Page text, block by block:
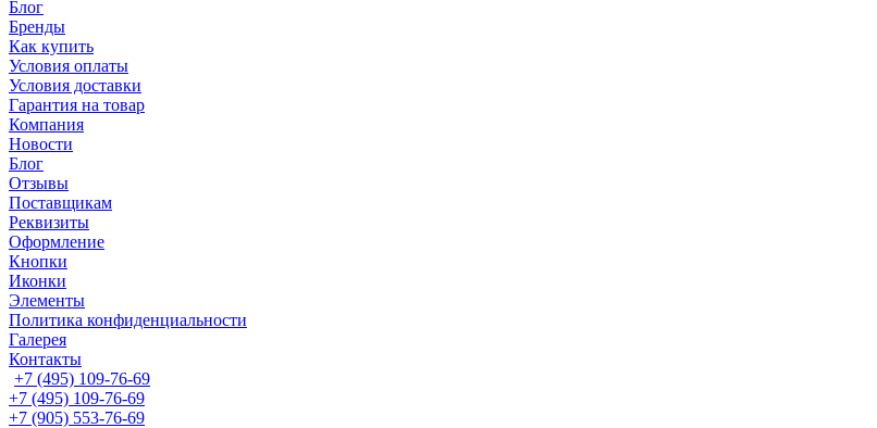
Блог
Бренды
Как купить
Условия оплаты
Условия доставки
Гарантия на товар
Компания
Новости
Блог
Отзывы
Поставщикам
Реквизиты
Оформление
Кнопки
Иконки
Элементы
Политика конфиденциальности
Галерея
Контакты
+7 (495) 109-76-69
+7 (495) 109-76-69
+7 (905) 553-76-69